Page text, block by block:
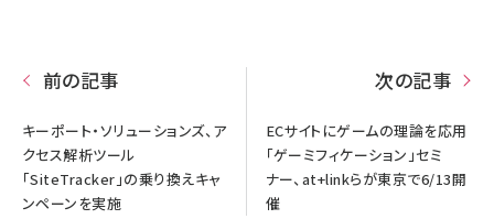
前の記事
キーポート・ソリューションズ、ア
クセス解析ツール
「SiteTracker」の乗り換えキャ
ンペーンを実施
次の記事
ECサイトにゲームの理論を応用
「ゲーミフィケーション」セミ
ナー、at+linkらが東京で6/13開
催